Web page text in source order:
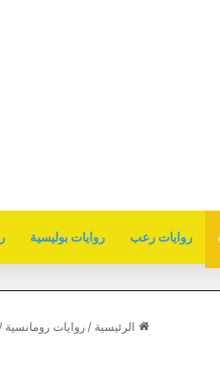
روايات رعب روايات بوليسية
الرئيسية / روايات رومانسية /